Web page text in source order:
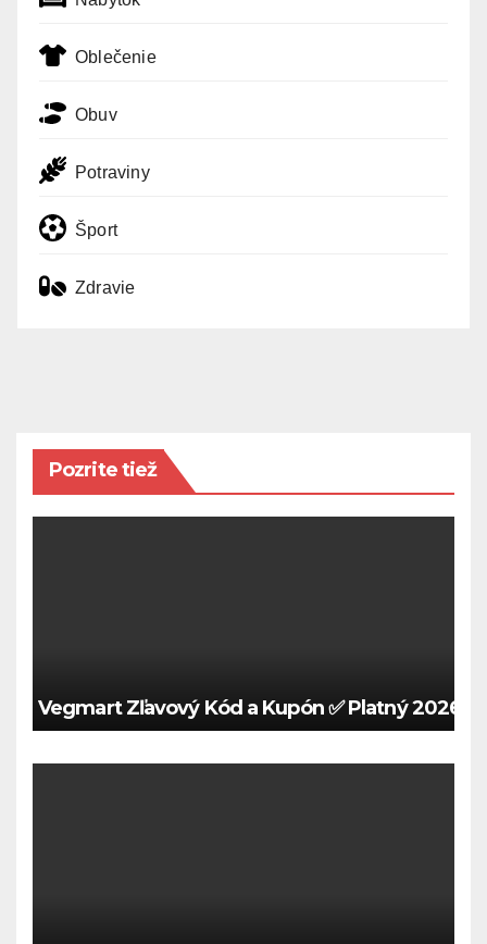
Oblečenie
Obuv
Potraviny
Šport
Zdravie
Pozrite tiež
Vegmart Zľavový Kód a Kupón ✅ Platný 2026 🍀